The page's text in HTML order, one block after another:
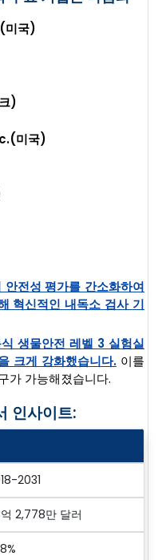
국)
)
미국)
안전성 평가를 간소화하여
혁신적인 내독소 검사 기
생물안전 레벨 3 실험실
크게 강화했습니다. 이를
가 가능해졌습니다.
인사이트:
2031
2,778만 달러